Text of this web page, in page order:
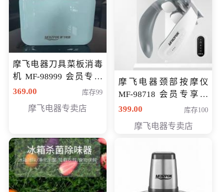
摩飞电器刀具菜板消毒
机 MF-98999 会员专享
价286元
369.00 库存99
摩飞电器专卖店
摩飞电器颈部按摩仪
MF-98718 会员专享价
299元
399.00 库存100
摩飞电器专卖店